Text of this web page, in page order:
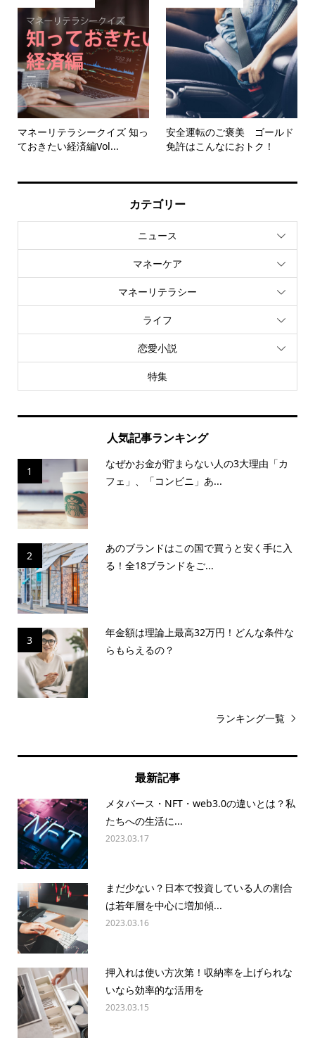
マネーリテラシークイズ 知っ
ておきたい経済編Vol...
安全運転のご褒美 ゴールド
免許はこんなにおトク！
カテゴリー
ニュース
マネーケア
マネーリテラシー
ライフ
恋愛小説
特集
人気記事ランキング
1
なぜかお金が貯まらない人の3大理由「カ
フェ」、「コンビニ」あ...
2
あのブランドはこの国で買うと安く手に入
る！全18ブランドをご...
3
年金額は理論上最高32万円！どんな条件な
らもらえるの？
ランキング一覧
最新記事
メタバース・NFT・web3.0の違いとは？私
たちへの生活に...
2023.03.17
まだ少ない？日本で投資している人の割合
は若年層を中心に増加傾...
2023.03.16
押入れは使い方次第！収納率を上げられな
いなら効率的な活用を
2023.03.15